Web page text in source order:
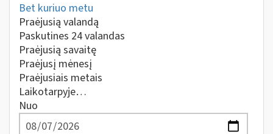
Bet kuriuo metu
Praėjusią valandą
Paskutines 24 valandas
Praėjusią savaitę
Praėjusį mėnesį
Praėjusiais metais
Laikotarpyje…
Nuo